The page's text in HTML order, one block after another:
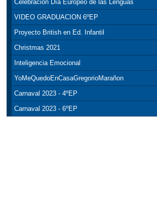
Celebración Día Europeo de las Lenguas
VIDEO GRADUACION 6ºEP
Proyecto British en Ed. Infantil
Christmas 2021
Inteligencia Emocional
YoMeQuedoEnCasaGregorioMarañon
Carnaval 2023 - 4ºEP
Carnaval 2023 - 6ºEP